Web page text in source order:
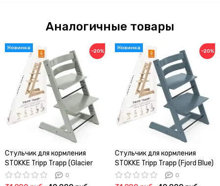
Аналогичные товары
−20%
Стульчик для кормления
STOKKE Tripp Trapp (Glacier
Green)
0
−20%
Стульчик для кормления
STOKKE Tripp Trapp (Fjord Blue)
0